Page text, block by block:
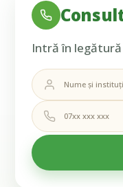
Intră în legătură